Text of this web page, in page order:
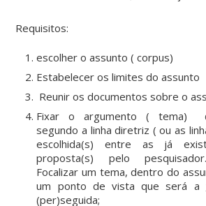
Requisitos:
escolher o assunto ( corpus)
Estabelecer os limites do assunto
Reunir os documentos sobre o
Fixar o argumento ( tema)
segundo a linha diretriz ( ou as
escolhida(s) entre as já
proposta(s) pelo
Focalizar um tema, dentro do
um ponto de vista que será a
(per)seguida;